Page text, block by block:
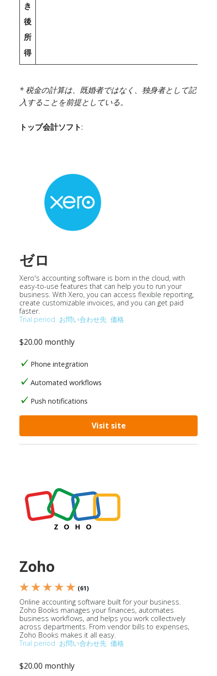
き
後
所
得
* 税金の計算は、既婚者ではなく、独身者として記
入することを前提としている。
トップ会計ソフト:
ゼロ
Xero's accounting software is born in the cloud, with
easy-to-use features that can help you to run your
business. With Xero, you can access flexible reporting,
create customizable invoices, and you can get paid
faster.
Trial period お問い合わせ先 価格
$20.00 monthly
Phone integration
Automated workflows
Push notifications
Visit site
Zoho
★ ★ ★ ★ ★ (61)
Online accounting software built for your business.
Zoho Books manages your finances, automates
business workflows, and helps you work collectively
across departments. From vendor bills to expenses,
Zoho Books makes it all easy.
Trial period お問い合わせ先 価格
$20.00 monthly